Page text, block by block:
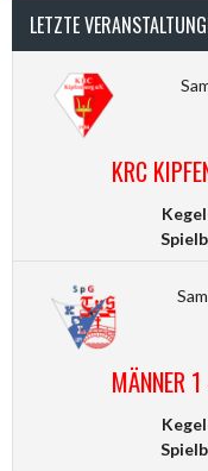
LETZTE
KRC
MÄNNER